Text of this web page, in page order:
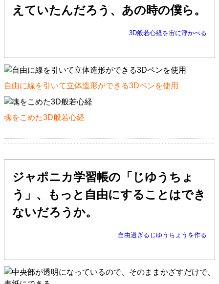
えていたんだろう、あの時の僕ら。
3D般若心経を宙に浮かべる
自由に線を引いて立体造形ができる3Dペンを使用
魂をこめた3D般若心経
ジャポニカ学習帳の「じゆうちょ
う」、もっと自由にすることはでき
ないだろうか。
自由過ぎるじゆうちょうを作る